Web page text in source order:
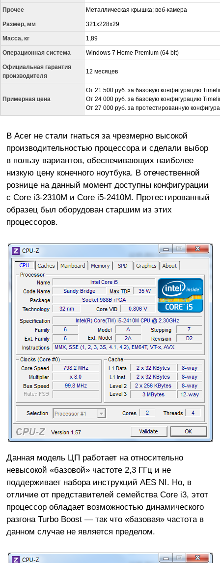
Прочее Металлическая крышка; веб-камера
Размер, мм 321x228x29
Масса, кг 1,89
Операционная система Windows 7 Home Premium (64 bit)
Официальная гарантия
производителя
12 месяцев
Примерная цена
От 21 500 руб. за базовую конфигурацию
От 24 000 руб. за базовую конфигурацию
От 27 000 руб. за протестированную
В Acer не стали гнаться за чрезмерно высокой
производительностью процессора и сделали выбор
в пользу вариантов, обеспечивающих наиболее
низкую цену конечного ноутбука. В отечественной
рознице на данный момент доступны конфигурации
с Core i3-2310M и Core i5-2410M. Протестированный
образец был оборудован старшим из этих
процессоров.
Данная модель ЦП работает на относительно
невысокой «базовой» частоте 2,3 ГГц и не
поддерживает набора инструкций AES NI. Но, в
отличие от представителей семейства Core i3, этот
процессор обладает возможностью динамического
разгона Turbo Boost — так что «базовая» частота в
данном случае не является пределом.